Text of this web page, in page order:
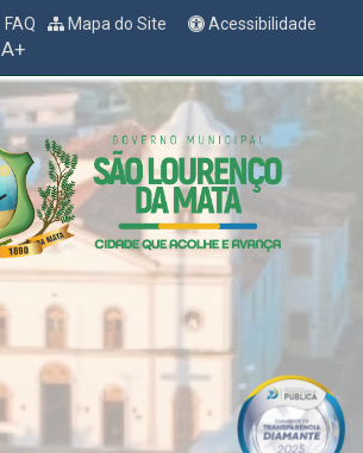
FAQ Mapa do Site
Acessibilidade
A+